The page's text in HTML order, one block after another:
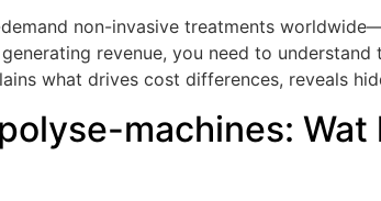
non-invasive treatments
revenue, you need to understand
what drives cost differences, reveals
machines: